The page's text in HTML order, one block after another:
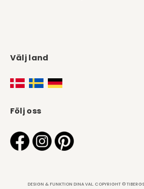
Välj land
Följ oss
DESIGN & FUNKTION DINA VAL. COPYRIGHT ©